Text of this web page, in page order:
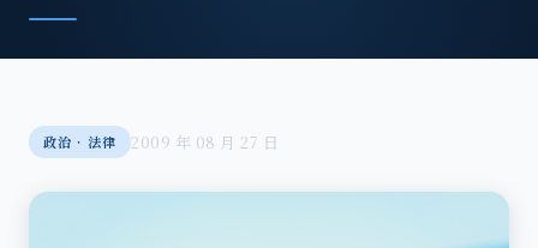
政治‧法律 2009 年 08 月 27 日